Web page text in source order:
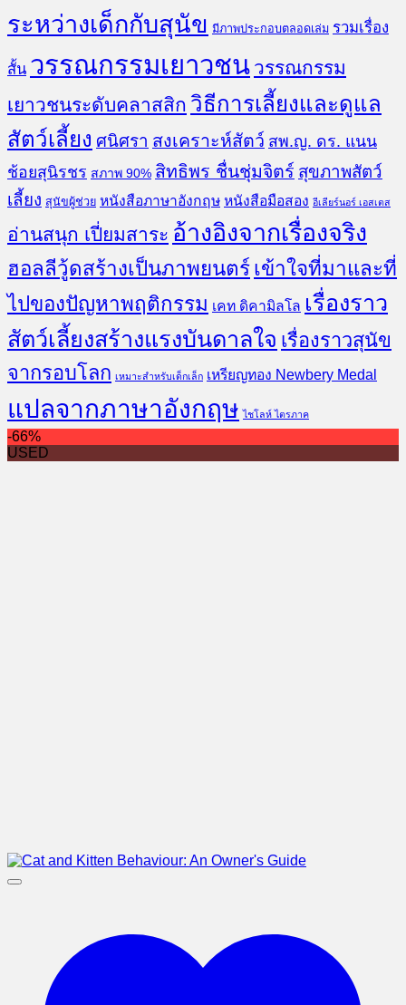
ระหว่างเด็กกับสุนัข มีภาพประกอบตลอดเล่ม รวมเรื่อง
สั้น วรรณกรรมเยาวชน วรรณกรรม
เยาวชนระดับคลาสสิก วิธีการเลี้ยงและดูแล
สัตว์เลี้ยง ศนิศรา สงเคราะห์สัตว์ สพ.ญ. ดร. แนน
ช้อยสุนิรชร สภาพ 90% สิทธิพร ชื่นชุ่มจิตร์ สุขภาพสัตว์
เลี้ยง สุนัขผู้ช่วย หนังสือภาษาอังกฤษ หนังสือมือสอง อีเลียร์นอร์ เอสเตส
อ่านสนุก เปี่ยมสาระ อ้างอิงจากเรื่องจริง
ฮอลลีวู้ดสร้างเป็นภาพยนตร์ เข้าใจที่มาและที่
ไปของปัญหาพฤติกรรม เคท ดิคามิลโล เรื่องราว
สัตว์เลี้ยงสร้างแรงบันดาลใจ เรื่องราวสุนัข
จากรอบโลก เหมาะสำหรับเด็กเล็ก เหรียญทอง Newbery Medal
แปลจากภาษาอังกฤษ ไชโลห์ ไตรภาค
-66%
USED